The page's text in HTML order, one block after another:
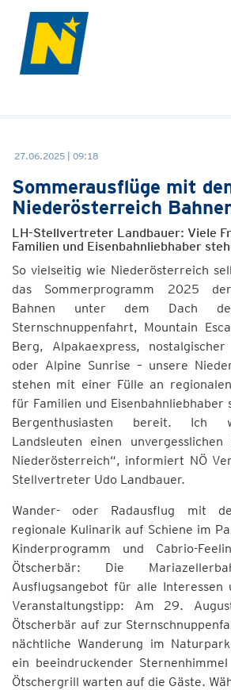
27.06.2025 | 09:18
Sommerausflüge mit
Niederösterreich
LH-Stellvertreter Landbauer: Viele
Familien und Eisenbahnliebhaber
So vielseitig wie Niederösterreich
das Sommerprogramm 2025
Bahnen unter dem Dach
Sternschnuppenfahrt, Mountain
Berg, Alpakaexpress,
oder Alpine Sunrise – unsere
stehen mit einer Fülle an
für Familien und Eisenbahnliebhaber
Bergenthusiasten bereit. Ich
Landsleuten einen unvergesslichen
Niederösterreich“, informiert NÖ
Stellvertreter Udo Landbauer.
Wander- oder Radausflug mit
regionale Kulinarik auf Schiene im
Kinderprogramm und Cabrio-
Ötscherbär: Die
Ausflugsangebot für alle Interessen
Veranstaltungstipp: Am 29.
Ötscherbär auf zur
nächtliche Wanderung im Naturpark
ein beeindruckender
Ötschergrill warten auf die Gäste.